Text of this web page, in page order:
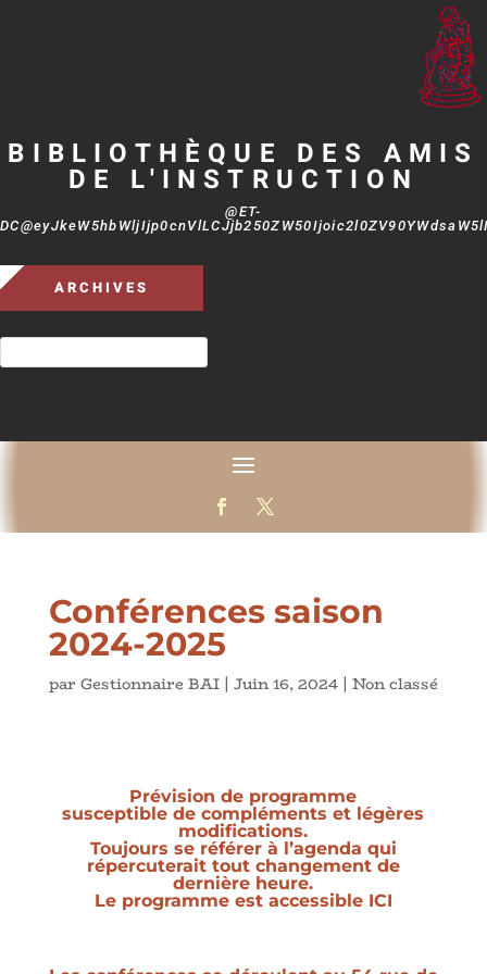
BIBLIOTHÈQUE DES AMIS
DE L'INSTRUCTION
@ET-
ARCHIVES
Conférences saison
2024-2025
par Gestionnaire BAI| Juin 16, 2024| Non classé
Prévision de programme
susceptible de compléments et légères
modifications.
Toujours se référer à l’agenda qui
répercuterait tout changement de
dernière heure.
Le programme est accessible ICI